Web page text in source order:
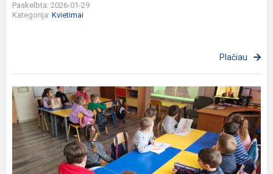
Paskelbta: 2026-01-29
Kategorija: Kvietimai
Plačiau
Nuotolinė
pamoka
su
vaikų
rašytoja
Evelina